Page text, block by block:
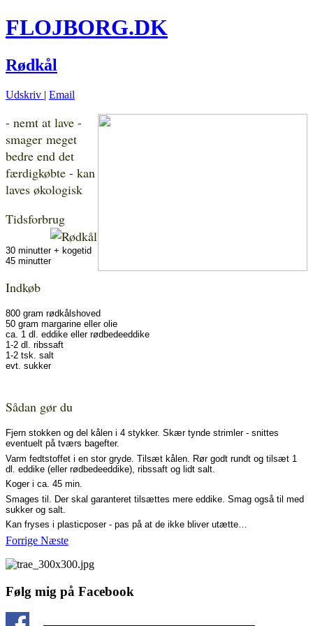
FLOJBORG.DK
Rødkål
Udskriv | Email
- nemt at lave -
smager meget
bedre end det
færdigkøbte - kan
laves økologisk
Tidsforbrug
30 minutter + kogetid
45 minutter
Indkøb
800 gram rødkålshoved
50 gram margarine eller olie
ca. 1 dl. eddike eller rødbedeeddike
1-2 dl. ribssaft
1-2 tsk. salt
evt. sukker
Sådan gør du
Fjern stokken og del kålen i 4 stykker. Skær tynde strimler - snittes
eventuelt på tværs bagefter.
Varm fedtstoffet i en stor gryde. Tilsæt kålen. Rør godt rundt og tilsæt 1
dl. eddike (eller rødbedeeddike), ribssaft og lidt salt.
Koger i ca. 45 min.
Smages til. Der skal garanteret tilsættes mere eddike. Smag også til med
sukker og salt.
Kan fryses i plasticposer - pas på at de ikke bliver utætte…
Forrige Næste
Følg mig på Facebook